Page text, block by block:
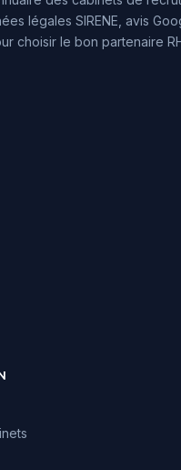
légales SIRENE, avis
choisir le bon partenaire